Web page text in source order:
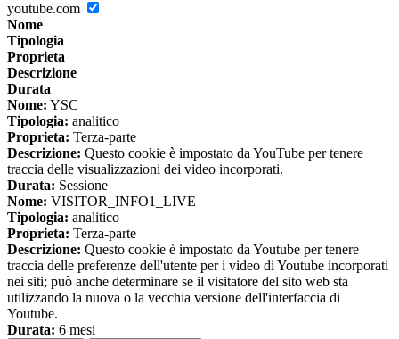
youtube.com
Nome
Tipologia
Proprieta
Descrizione
Durata
Nome: YSC
Tipologia: analitico
Proprieta: Terza-parte
Descrizione: Questo cookie è impostato da YouTube per tenere
traccia delle visualizzazioni dei video incorporati.
Durata: Sessione
Nome: VISITOR_INFO1_LIVE
Tipologia: analitico
Proprieta: Terza-parte
Descrizione: Questo cookie è impostato da Youtube per tenere
traccia delle preferenze dell'utente per i video di Youtube incorporati
nei siti; può anche determinare se il visitatore del sito web sta
utilizzando la nuova o la vecchia versione dell'interfaccia di
Youtube.
Durata: 6 mesi